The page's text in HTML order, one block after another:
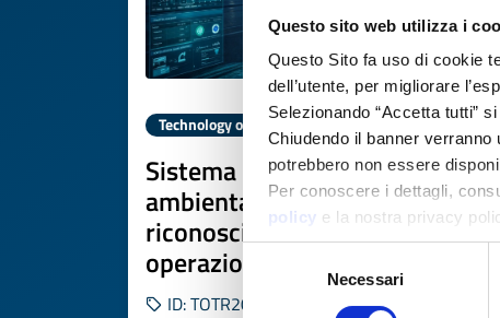
Questo sito web utilizza i
Questo Sito fa uso di cookie
dell’utente, per migliorare
Selezionando “Accetta tutti”
Chiudendo il banner
potrebbero non essere
Per conoscere i dettagli,
policy e la nostra privacy
consenso
Necessari
Technology offer
Sistema IA per monitoraggio
ambientale intelligente e
riconoscimento rifiuti per
operazioni urbane sostenibili
ID: TOTR20260226004